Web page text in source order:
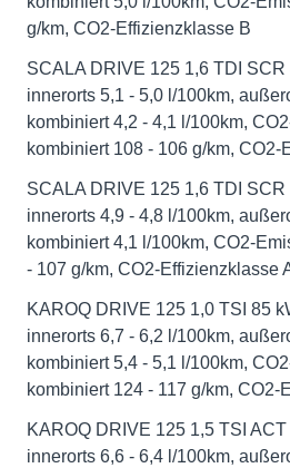
g/km, CO2-Effizienzklasse B
SCALA DRIVE 125 1,6 TDI SCR
innerorts 5,1 - 5,0 l/100km,
kombiniert 4,2 - 4,1 l/100km,
kombiniert 108 - 106 g/km, CO2-
SCALA DRIVE 125 1,6 TDI
innerorts 4,9 - 4,8 l/100km,
kombiniert 4,1 l/100km, CO2-
- 107 g/km, CO2-Effizienzklasse
KAROQ DRIVE 125 1,0 TSI 85
innerorts 6,7 - 6,2 l/100km,
kombiniert 5,4 - 5,1 l/100km,
kombiniert 124 - 117 g/km, CO2-
KAROQ DRIVE 125 1,5 TSI
innerorts 6,6 - 6,4 l/100km,